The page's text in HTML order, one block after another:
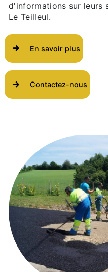
d'informations sur leurs
Le Teilleul.
En savoir plus
Contactez-nous